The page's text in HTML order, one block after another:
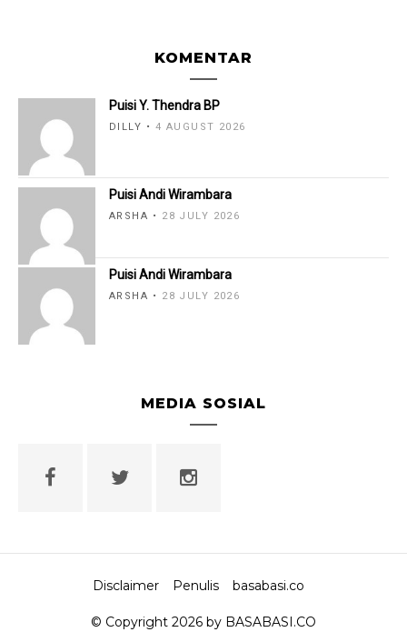
KOMENTAR
Puisi Y. Thendra BP
DILLY 4 AUGUST 2026
Puisi Andi Wirambara
ARSHA 28 JULY 2026
Puisi Andi Wirambara
ARSHA 28 JULY 2026
MEDIA SOSIAL
Disclaimer Penulis basabasi.co
© Copyright 2026 by BASABASI.CO